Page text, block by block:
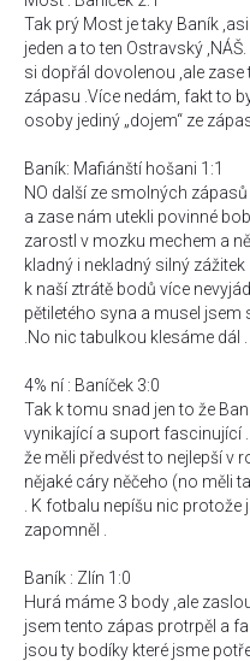
Tak prý Most je taky Baník
jeden a to ten Ostravský
si dopřál dovolenou ,ale zase
zápasu .Více nedám, fakt to
osoby jediný „dojem“ ze
Baník: Mafiánští hošani 1:1
NO další ze smolných
a zase nám utekli povinné
zarostl v mozku mechem a
kladný i nekladný silný
k naší ztrátě bodů více
pětiletého syna a musel jsem
.No nic tabulkou klesáme dál .
4% ní : Baníček 3:0
Tak k tomu snad jen to že
vynikající a suport fascinující
že měli předvést to nejlepší v
nějaké cáry něčeho (no měli
. K fotbalu nepíšu nic
zapomněl .
Baník : Zlín 1:0
Hurá máme 3 body ,ale
jsem tento zápas protrpěl a
jsou ty bodíky které jsme